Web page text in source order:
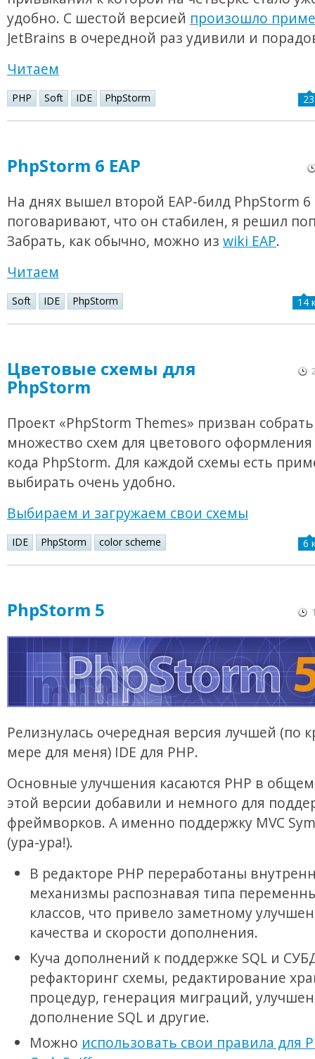
удобно. С шестой версией произошло
JetBrains в очередной раз удивили и
Читаем
PHP Soft IDE PhpStorm
PhpStorm 6 EAP
На днях вышел второй EAP-билд PhpStorm 6
поговаривают, что он стабилен, я решил
Забрать, как обычно, можно из wiki EAP.
Читаем
Soft IDE PhpStorm 14
Цветовые схемы для
PhpStorm
Проект «PhpStorm Themes» призван собрать
множество схем для цветового оформления
кода PhpStorm. Для каждой схемы есть
выбирать очень удобно.
Выбираем и загружаем свои схемы
IDE PhpStorm color scheme 6
PhpStorm 5
Релизнулась очередная версия лучшей (по
мере для меня) IDE для PHP.
Основные улучшения касаются PHP в
этой версии добавили и немного для
фреймворков. А именно поддержку MVC
(ура-ура!).
В редакторе PHP переработаны
механизмы распознавая типа
классов, что привело заметному
качества и скорости дополнения.
Куча дополнений к поддержке SQL и
рефакторинг схемы, редактирование
процедур, генерация миграций,
дополнение SQL и другие.
Можно использовать свои правила для